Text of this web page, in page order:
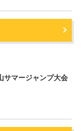
サマージャンプ大会